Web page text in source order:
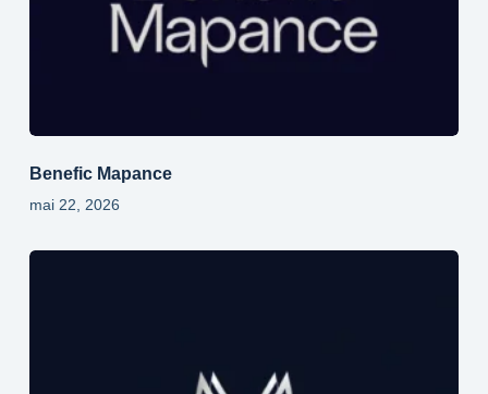
Benefic Mapance
mai 22, 2026